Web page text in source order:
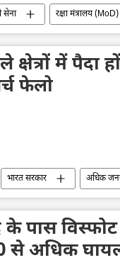
सेना रक्षा मंत्रालय (MoD)
हमला हथियारों की आपूर्ति
क्षेत्रों में पैदा
फेलो
भारत सरकार अधिक
दक्षिण एशिया
के पास
से अधिक घायल: